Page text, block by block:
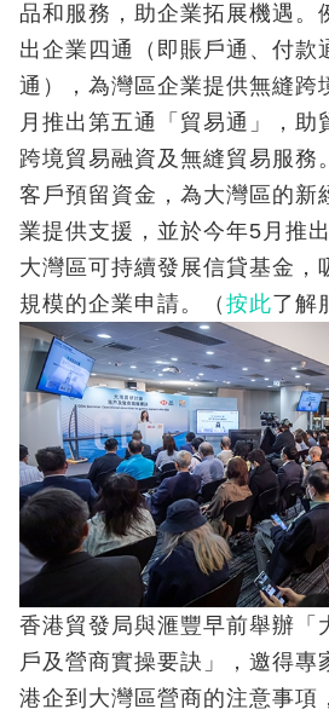
品和服務，助企業拓展機遇。
出企業四通（即賬戶通、付款
通），為灣區企業提供無縫跨
月推出第五通「貿易通」，助
跨境貿易融資及無縫貿易服務
客戶預留資金，為大灣區的新
業提供支援，並於今年5月推
大灣區可持續發展信貸基金，
規模的企業申請。（ 按此了解
香港貿發局與滙豐早前舉辦「
戶及營商實操要訣」，邀得專
港企到大灣區營商的注意事項